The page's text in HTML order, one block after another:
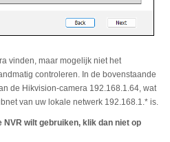
vinden, maar mogelijk niet het
controleren. In de bovenstaande
de Hikvision-camera 192.168.1.64, wat
van uw lokale netwerk 192.168.1.* is.
wilt gebruiken, klik dan niet op